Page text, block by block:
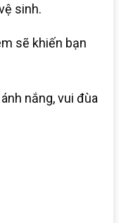
sinh.
sẽ khiến bạn
nắng, vui đùa